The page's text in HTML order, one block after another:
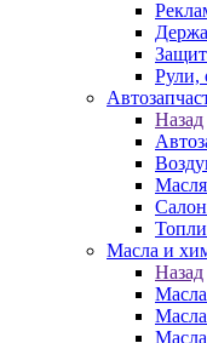
Рули,
Назад
Масла и
Назад